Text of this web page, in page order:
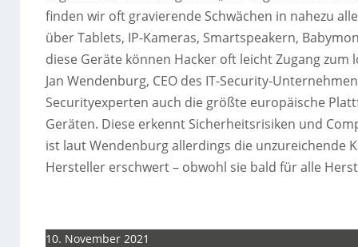
finden wir oft gravierende Schwächen in nahezu
über Tablets, IP-Kameras, Smartspeakern,
diese Geräte können Hacker oft leicht Zugang
Jan Wendenburg, CEO des IT-Security-
Securityexperten auch die größte europäische
Geräten. Diese erkennt Sicherheitsrisiken und
ist laut Wendenburg allerdings die unzureichende
Hersteller erschwert – obwohl sie bald für alle
10. November 2021